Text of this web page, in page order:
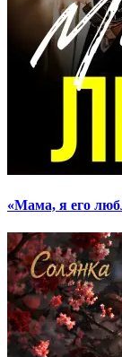
«Мама, я его